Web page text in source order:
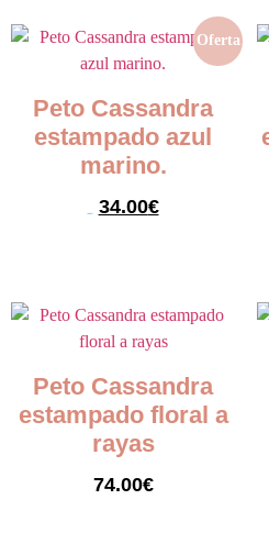
Oferta
Peto Cassandra
estampado azul
marino.
34.00€
Peto Cassandra
estampado floral a
rayas
74.00€